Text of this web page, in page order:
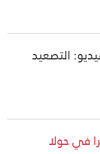
التصعيد
في حولا